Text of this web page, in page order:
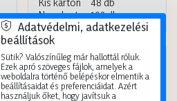
Nagy karton192 db
Adatvédelmi, adatkezelési
beállítások
Sütik? Valószínűleg már hallottál róluk.
Ezek apró szöveges fájlok, amelyek a
weboldalra történő belépéskor elmentik a
beállításaidat és preferenciáidat. Azért
használjuk őket, hogy javítsuk a